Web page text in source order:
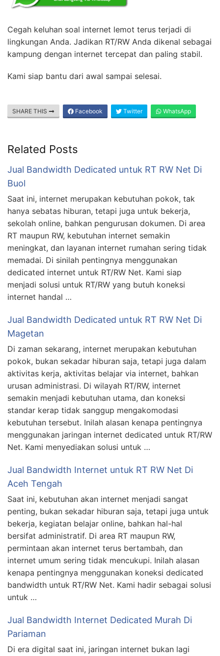
Cegah keluhan soal internet lemot terus terjadi di
lingkungan Anda. Jadikan RT/RW Anda dikenal sebagai
kampung dengan internet tercepat dan paling stabil.
Kami siap bantu dari awal sampai selesai.
SHARE THIS Facebook Twitter WhatsApp
Related Posts
Jual Bandwidth Dedicated untuk RT RW Net Di
Buol
Saat ini, internet merupakan kebutuhan pokok, tak
hanya sebatas hiburan, tetapi juga untuk bekerja,
sekolah online, bahkan pengurusan dokumen. Di area
RT maupun RW, kebutuhan internet semakin
meningkat, dan layanan internet rumahan sering tidak
memadai. Di sinilah pentingnya menggunakan
dedicated internet untuk RT/RW Net. Kami siap
menjadi solusi untuk RT/RW yang butuh koneksi
internet handal …
Jual Bandwidth Dedicated untuk RT RW Net Di
Magetan
Di zaman sekarang, internet merupakan kebutuhan
pokok, bukan sekadar hiburan saja, tetapi juga dalam
aktivitas kerja, aktivitas belajar via internet, bahkan
urusan administrasi. Di wilayah RT/RW, internet
semakin menjadi kebutuhan utama, dan koneksi
standar kerap tidak sanggup mengakomodasi
kebutuhan tersebut. Inilah alasan kenapa pentingnya
menggunakan jaringan internet dedicated untuk RT/RW
Net. Kami menyediakan solusi untuk …
Jual Bandwidth Internet untuk RT RW Net Di
Aceh Tengah
Saat ini, kebutuhan akan internet menjadi sangat
penting, bukan sekadar hiburan saja, tetapi juga untuk
bekerja, kegiatan belajar online, bahkan hal-hal
bersifat administratif. Di area RT maupun RW,
permintaan akan internet terus bertambah, dan
internet umum sering tidak mencukupi. Inilah alasan
kenapa pentingnya menggunakan koneksi dedicated
bandwidth untuk RT/RW Net. Kami hadir sebagai solusi
untuk …
Jual Bandwidth Internet Dedicated Murah Di
Pariaman
Di era digital saat ini, jaringan internet bukan lagi